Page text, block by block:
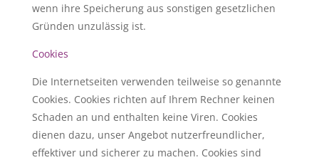
wenn ihre Speicherung aus sonstigen gesetzlichen
Gründen unzulässig ist.
Cookies
Die Internetseiten verwenden teilweise so genannte
Cookies. Cookies richten auf Ihrem Rechner keinen
Schaden an und enthalten keine Viren. Cookies
dienen dazu, unser Angebot nutzerfreundlicher,
effektiver und sicherer zu machen. Cookies sind